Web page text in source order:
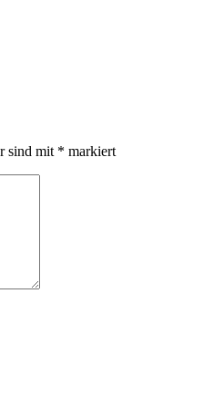
sind mit * markiert